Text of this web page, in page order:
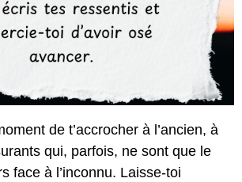
de t’accrocher à l’ancien, à
qui, parfois, ne sont que le
face à l’inconnu. Laisse-toi